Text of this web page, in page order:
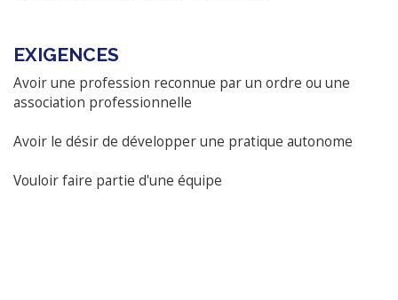
EXIGENCES
Avoir une profession reconnue par un ordre ou une
association professionnelle
Avoir le désir de développer une pratique autonome
Vouloir faire partie d'une équipe